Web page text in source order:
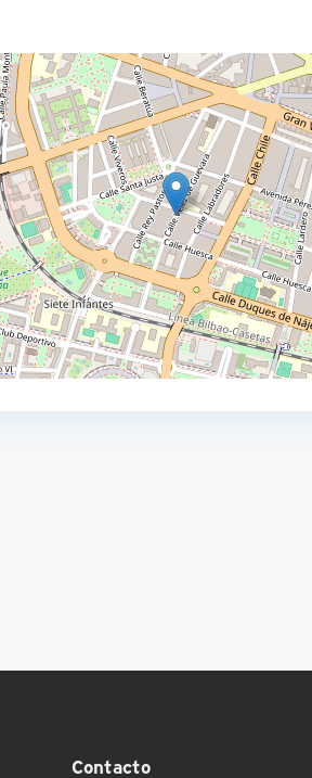
Contacto